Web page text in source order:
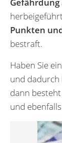
Punkten
bestraft.
Haben Sie
und dadurch
dann
und